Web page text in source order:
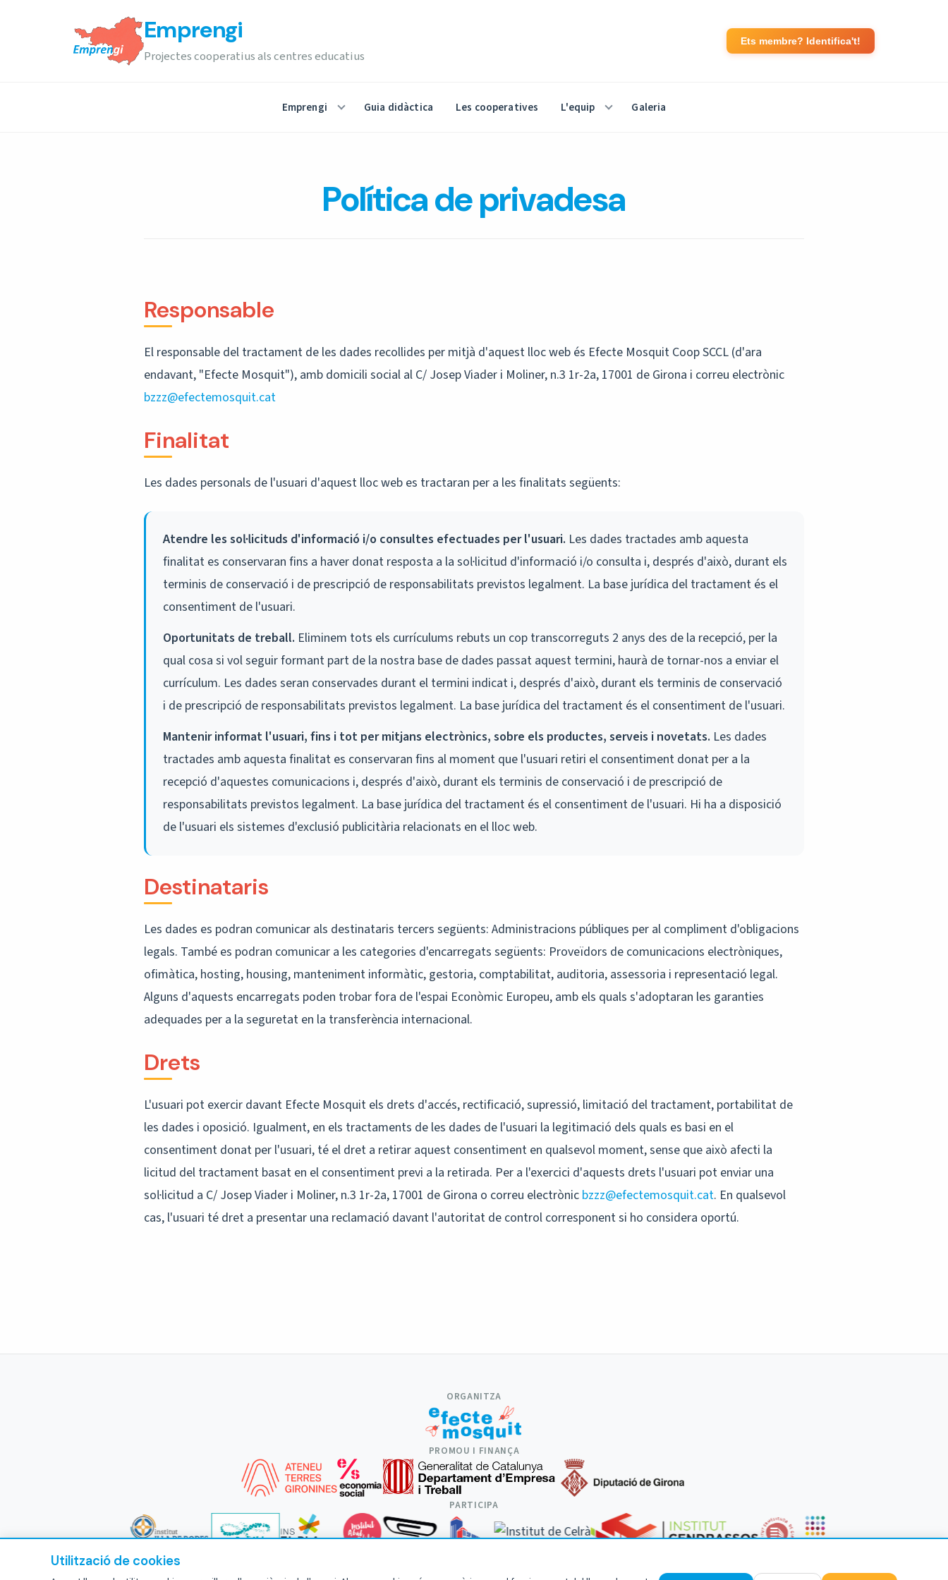
Emprengi
Projectes cooperatius als centres educatius
Ets membre? Identifica't!
Emprengi Guia didàctica Les cooperatives L'equip Galeria
Política de privadesa
Responsable
El responsable del tractament de les dades recollides per mitjà d'aquest lloc web és Efecte Mosquit Coop SCCL (d'ara
endavant, "Efecte Mosquit"), amb domicili social al C/ Josep Viader i Moliner, n.3 1r-2a, 17001 de Girona i correu electrònic
bzzz@efectemosquit.cat
Finalitat
Les dades personals de l'usuari d'aquest lloc web es tractaran per a les finalitats següents:
Atendre les sol·licituds d'informació i/o consultes efectuades per l'usuari. Les dades tractades amb aquesta
finalitat es conservaran fins a haver donat resposta a la sol·licitud d'informació i/o consulta i, després d'això, durant els
terminis de conservació i de prescripció de responsabilitats previstos legalment. La base jurídica del tractament és el
consentiment de l'usuari.
Oportunitats de treball. Eliminem tots els currículums rebuts un cop transcorreguts 2 anys des de la recepció, per la
qual cosa si vol seguir formant part de la nostra base de dades passat aquest termini, haurà de tornar-nos a enviar el
currículum. Les dades seran conservades durant el termini indicat i, després d'això, durant els terminis de conservació
i de prescripció de responsabilitats previstos legalment. La base jurídica del tractament és el consentiment de l'usuari.
Mantenir informat l'usuari, fins i tot per mitjans electrònics, sobre els productes, serveis i novetats. Les dades
tractades amb aquesta finalitat es conservaran fins al moment que l'usuari retiri el consentiment donat per a la
recepció d'aquestes comunicacions i, després d'això, durant els terminis de conservació i de prescripció de
responsabilitats previstos legalment. La base jurídica del tractament és el consentiment de l'usuari. Hi ha a disposició
de l'usuari els sistemes d'exclusió publicitària relacionats en el lloc web.
Destinataris
Les dades es podran comunicar als destinataris tercers següents: Administracions públiques per al compliment d'obligacions
legals. També es podran comunicar a les categories d'encarregats següents: Proveïdors de comunicacions electròniques,
ofimàtica, hosting, housing, manteniment informàtic, gestoria, comptabilitat, auditoria, assessoria i representació legal.
Alguns d'aquests encarregats poden trobar fora de l'espai Econòmic Europeu, amb els quals s'adoptaran les garanties
adequades per a la seguretat en la transferència internacional.
Drets
L'usuari pot exercir davant Efecte Mosquit els drets d'accés, rectificació, supressió, limitació del tractament, portabilitat de
les dades i oposició. Igualment, en els tractaments de les dades de l'usuari la legitimació dels quals es basi en el
consentiment donat per l'usuari, té el dret a retirar aquest consentiment en qualsevol moment, sense que això afecti la
licitud del tractament basat en el consentiment previ a la retirada. Per a l'exercici d'aquests drets l'usuari pot enviar una
sol·licitud a C/ Josep Viader i Moliner, n.3 1r-2a, 17001 de Girona o correu electrònic bzzz@efectemosquit.cat. En qualsevol
cas, l'usuari té dret a presentar una reclamació davant l'autoritat de control corresponent si ho considera oportú.
ORGANITZA
PROMOU I FINANÇA
PARTICIPA
Utilització de cookies